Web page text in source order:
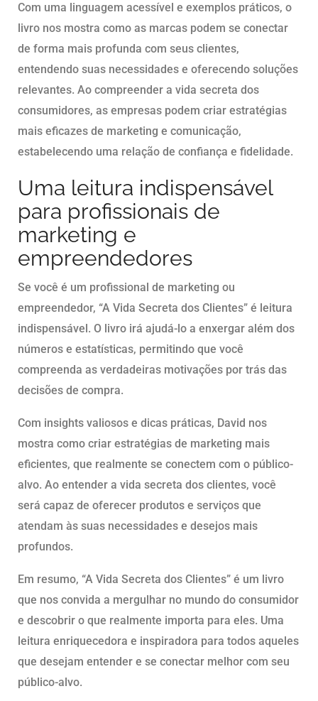
Com uma linguagem acessível e exemplos práticos, o
livro nos mostra como as marcas podem se conectar
de forma mais profunda com seus clientes,
entendendo suas necessidades e oferecendo soluções
relevantes. Ao compreender a vida secreta dos
consumidores, as empresas podem criar estratégias
mais eficazes de marketing e comunicação,
estabelecendo uma relação de confiança e fidelidade.
Uma leitura indispensável
para profissionais de
marketing e
empreendedores
Se você é um profissional de marketing ou
empreendedor, “A Vida Secreta dos Clientes” é leitura
indispensável. O livro irá ajudá-lo a enxergar além dos
números e estatísticas, permitindo que você
compreenda as verdadeiras motivações por trás das
decisões de compra.
Com insights valiosos e dicas práticas, David nos
mostra como criar estratégias de marketing mais
eficientes, que realmente se conectem com o público-
alvo. Ao entender a vida secreta dos clientes, você
será capaz de oferecer produtos e serviços que
atendam às suas necessidades e desejos mais
profundos.
Em resumo, “A Vida Secreta dos Clientes” é um livro
que nos convida a mergulhar no mundo do consumidor
e descobrir o que realmente importa para eles. Uma
leitura enriquecedora e inspiradora para todos aqueles
que desejam entender e se conectar melhor com seu
público-alvo.